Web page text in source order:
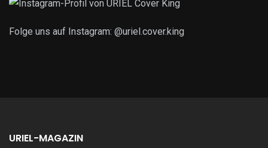
Folge uns auf Instagram: @uriel.cover.king
URIEL-MAGAZIN